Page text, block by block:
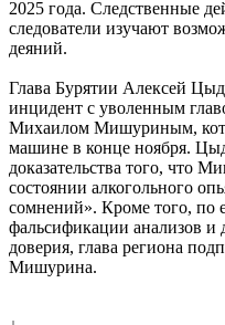
2025 года. Следственные
следователи изучают
деяний.
Глава Бурятии Алексей
инцидент с уволенным
Михаилом Мишуриным,
машине в конце ноября.
доказательства того, что
состоянии алкогольного
сомнений». Кроме того, по
фальсификации анализов и
доверия, глава региона
Мишурина.